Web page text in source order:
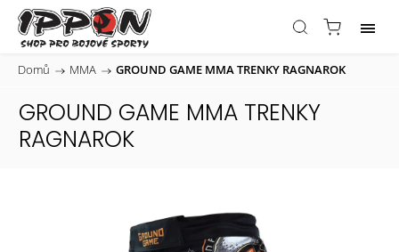
Domů / MMA / GROUND GAME MMA TRENKY RAGNAROK
GROUND GAME MMA TRENKY
RAGNAROK